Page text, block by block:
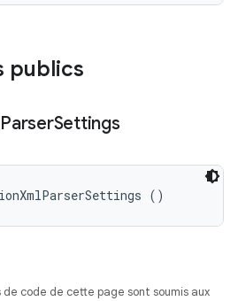
publics
ParserSettings
()
code de cette page sont soumis aux